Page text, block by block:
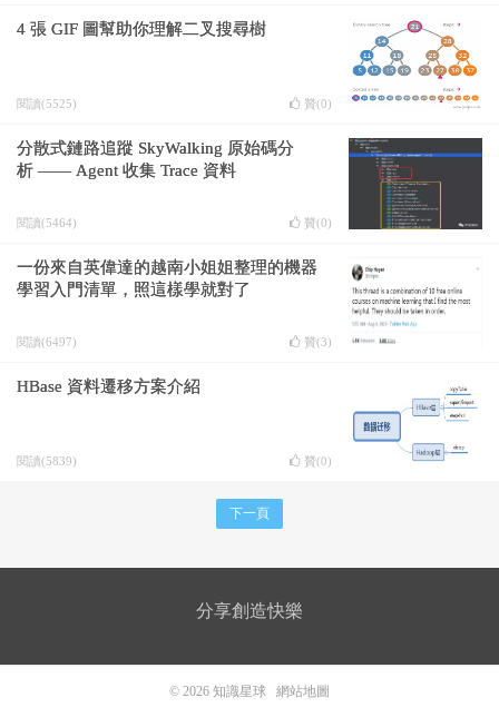
4 張 GIF 圖幫助你理解二叉搜尋樹
閱讀(5525) 贊(0)
分散式鏈路追蹤 SkyWalking 原始碼分
析 —— Agent 收集 Trace 資料
閱讀(5464) 贊(0)
一份來自英偉達的越南小姐姐整理的機器
學習入門清單，照這樣學就對了
閱讀(6497) 贊(3)
HBase 資料遷移方案介紹
閱讀(5839) 贊(0)
下一頁
分享創造快樂
© 2026 知識星球 網站地圖